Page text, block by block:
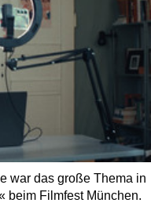
war das große Thema in
beim Filmfest München.